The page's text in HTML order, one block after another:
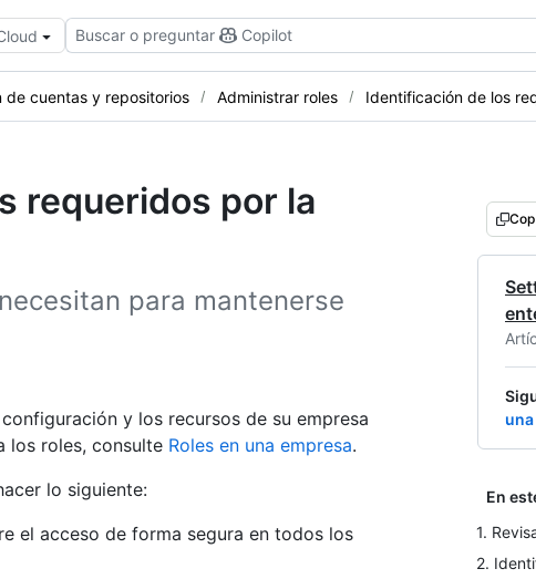
Buscar o preguntar Copilot
de cuentas y repositorios Administrar roles Identificación de los
requeridos por la
para mantenerse
En
1.
2.
y los recursos de su empresa
los roles, consulte Roles en una empresa.
lo siguiente:
el acceso de forma segura en todos los